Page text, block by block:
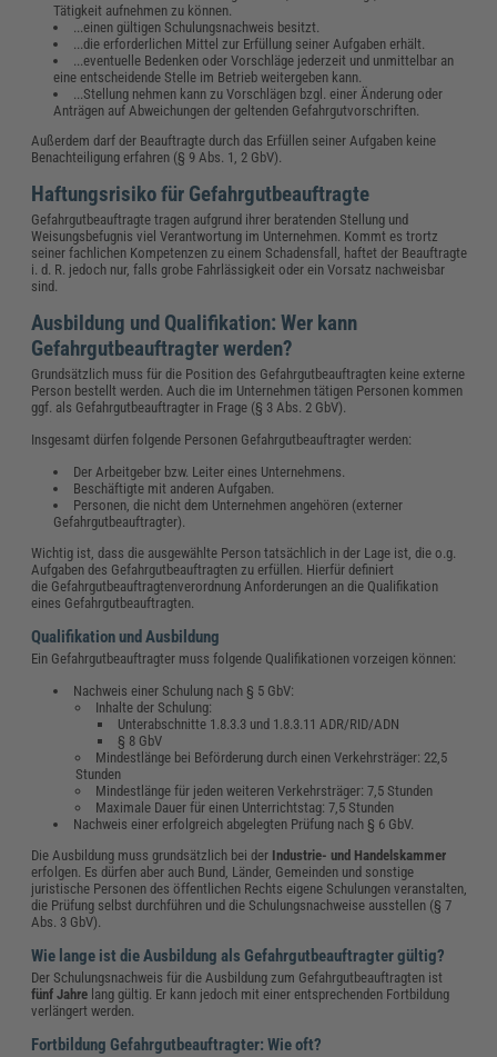
Tätigkeit aufnehmen zu können.
...einen gültigen Schulungsnachweis besitzt.
...die erforderlichen Mittel zur Erfüllung seiner Aufgaben erhält.
...eventuelle Bedenken oder Vorschläge jederzeit und unmittelbar an
eine entscheidende Stelle im Betrieb weitergeben kann.
...Stellung nehmen kann zu Vorschlägen bzgl. einer Änderung oder
Anträgen auf Abweichungen der geltenden Gefahrgutvorschriften.
Außerdem darf der Beauftragte durch das Erfüllen seiner Aufgaben keine
Benachteiligung erfahren (§ 9 Abs. 1, 2 GbV).
Haftungsrisiko für Gefahrgutbeauftragte
Gefahrgutbeauftragte tragen aufgrund ihrer beratenden Stellung und
Weisungsbefugnis viel Verantwortung im Unternehmen. Kommt es trortz
seiner fachlichen Kompetenzen zu einem Schadensfall, haftet der Beauftragte
i. d. R. jedoch nur, falls grobe Fahrlässigkeit oder ein Vorsatz nachweisbar
sind.
Ausbildung und Qualifikation: Wer kann
Gefahrgutbeauftragter werden?
Grundsätzlich muss für die Position des Gefahrgutbeauftragten keine externe
Person bestellt werden. Auch die im Unternehmen tätigen Personen kommen
ggf. als Gefahrgutbeauftragter in Frage (§ 3 Abs. 2 GbV).
Insgesamt dürfen folgende Personen Gefahrgutbeauftragter werden:
Der Arbeitgeber bzw. Leiter eines Unternehmens.
Beschäftigte mit anderen Aufgaben.
Personen, die nicht dem Unternehmen angehören (externer
Gefahrgutbeauftragter).
Wichtig ist, dass die ausgewählte Person tatsächlich in der Lage ist, die o.g.
Aufgaben des Gefahrgutbeauftragten zu erfüllen. Hierfür definiert
die Gefahrgutbeauftragtenverordnung Anforderungen an die Qualifikation
eines Gefahrgutbeauftragten.
Qualifikation und Ausbildung
Ein Gefahrgutbeauftragter muss folgende Qualifikationen vorzeigen können:
Nachweis einer Schulung nach § 5 GbV:
Inhalte der Schulung:
Unterabschnitte 1.8.3.3 und 1.8.3.11 ADR/RID/ADN
§ 8 GbV
Mindestlänge bei Beförderung durch einen Verkehrsträger: 22,5
Stunden
Mindestlänge für jeden weiteren Verkehrsträger: 7,5 Stunden
Maximale Dauer für einen Unterrichtstag: 7,5 Stunden
Nachweis einer erfolgreich abgelegten Prüfung nach § 6 GbV.
Die Ausbildung muss grundsätzlich bei der Industrie- und Handelskammer
erfolgen. Es dürfen aber auch Bund, Länder, Gemeinden und sonstige
juristische Personen des öffentlichen Rechts eigene Schulungen veranstalten,
die Prüfung selbst durchführen und die Schulungsnachweise ausstellen (§ 7
Abs. 3 GbV).
Wie lange ist die Ausbildung als Gefahrgutbeauftragter gültig?
Der Schulungsnachweis für die Ausbildung zum Gefahrgutbeauftragten ist
fünf Jahre lang gültig. Er kann jedoch mit einer entsprechenden Fortbildung
verlängert werden.
Fortbildung Gefahrgutbeauftragter: Wie oft?